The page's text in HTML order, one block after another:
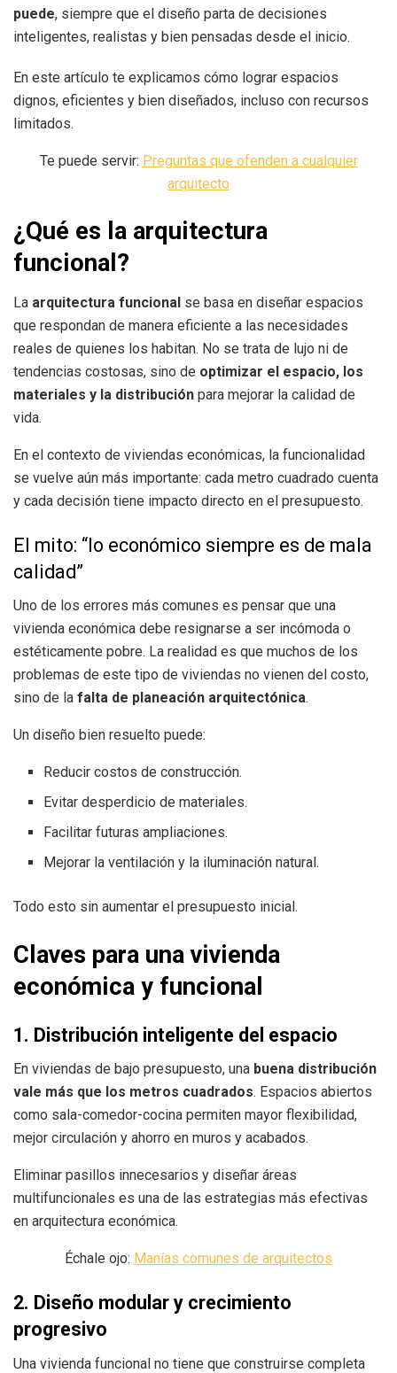
puede, siempre que el diseño parta de decisiones
inteligentes, realistas y bien pensadas desde el inicio.
En este artículo te explicamos cómo lograr espacios
dignos, eficientes y bien diseñados, incluso con recursos
limitados.
Te puede servir: Preguntas que ofenden a cualquier
arquitecto
¿Qué es la arquitectura
funcional?
La arquitectura funcional se basa en diseñar espacios
que respondan de manera eficiente a las necesidades
reales de quienes los habitan. No se trata de lujo ni de
tendencias costosas, sino de optimizar el espacio, los
materiales y la distribución para mejorar la calidad de
vida.
En el contexto de viviendas económicas, la funcionalidad
se vuelve aún más importante: cada metro cuadrado cuenta
y cada decisión tiene impacto directo en el presupuesto.
El mito: “lo económico siempre es de mala
calidad”
Uno de los errores más comunes es pensar que una
vivienda económica debe resignarse a ser incómoda o
estéticamente pobre. La realidad es que muchos de los
problemas de este tipo de viviendas no vienen del costo,
sino de la falta de planeación arquitectónica.
Un diseño bien resuelto puede:
Reducir costos de construcción.
Evitar desperdicio de materiales.
Facilitar futuras ampliaciones.
Mejorar la ventilación y la iluminación natural.
Todo esto sin aumentar el presupuesto inicial.
Claves para una vivienda
económica y funcional
1. Distribución inteligente del espacio
En viviendas de bajo presupuesto, una buena distribución
vale más que los metros cuadrados. Espacios abiertos
como sala-comedor-cocina permiten mayor flexibilidad,
mejor circulación y ahorro en muros y acabados.
Eliminar pasillos innecesarios y diseñar áreas
multifuncionales es una de las estrategias más efectivas
en arquitectura económica.
Échale ojo: Manías comunes de arquitectos
2. Diseño modular y crecimiento
progresivo
Una vivienda funcional no tiene que construirse completa